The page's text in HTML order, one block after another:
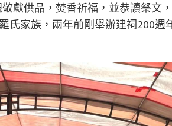
獻供品，焚香祈福，並恭讀祭文
氏家族，兩年前剛舉辦建祠200週